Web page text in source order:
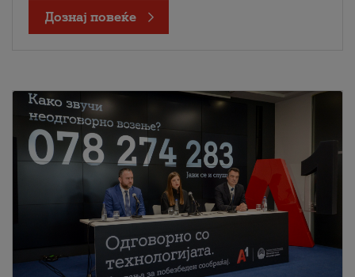
Дознај повеќе